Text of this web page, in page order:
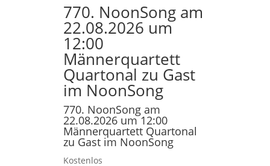
770. NoonSong am
22.08.2026 um
12:00
Männerquartett
Quartonal zu Gast
im NoonSong
770. NoonSong am
22.08.2026 um 12:00
Männerquartett Quartonal
zu Gast im NoonSong
Kostenlos